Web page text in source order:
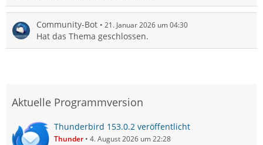
Community-Bot 21. Januar 2026 um 04:30
Hat das Thema geschlossen.
Aktuelle Programmversion
Thunderbird 153.0.2 veröffentlicht
Thunder 4. August 2026 um 22:28